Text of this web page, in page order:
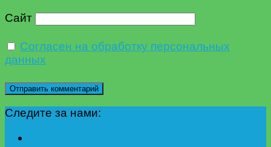
Сайт
Согласен на обработку персональных
данных
Следите за нами: